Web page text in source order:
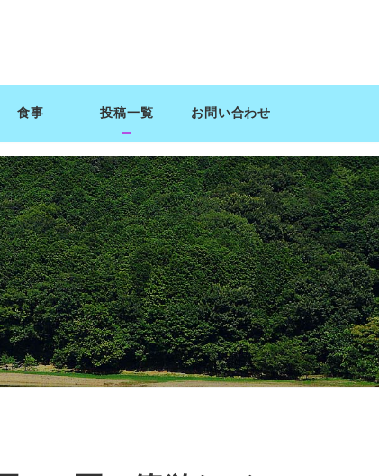
食事 投稿一覧 お問い合わせ